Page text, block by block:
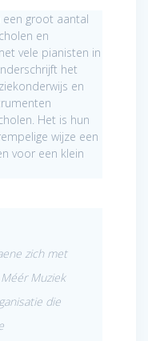
een groot aantal
en
vele pianisten in
het
en
Het is hun
wijze een
voor een klein
zich met
Muziek
die